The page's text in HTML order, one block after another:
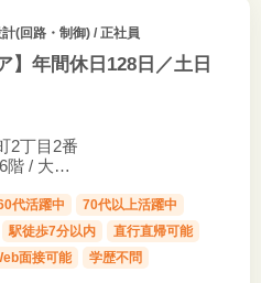
(回路・制御) / 正社員
】年間休日128日／土日
2丁目2番
/ 大阪
代活躍中
70代以上活躍中
駅徒歩7分以内
直行直帰可能
面接可能
学歴不問